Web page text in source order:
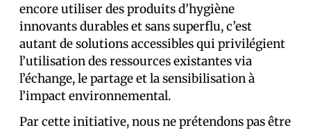
encore utiliser des produits d’hygiène
innovants durables et sans superflu, c’est
autant de solutions accessibles qui privilégient
l’utilisation des ressources existantes via
l’échange, le partage et la sensibilisation à
l’impact environnemental.
Par cette initiative, nous ne prétendons pas être